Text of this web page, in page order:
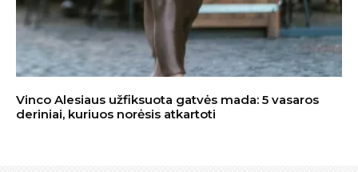
Vinco Alesiaus užfiksuota gatvės mada: 5 vasaros
deriniai, kuriuos norėsis atkartoti